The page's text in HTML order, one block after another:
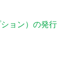
ョン）の発行